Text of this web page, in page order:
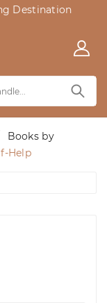
Destination
Books by
Help